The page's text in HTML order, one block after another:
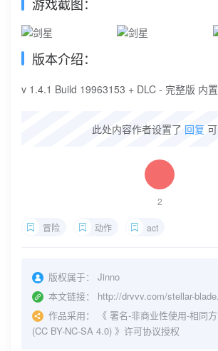
版本介绍：
v 1.4.1 Build 19963153 + DLC - 完整版 内
此处内容作者设置了 回复
2
冒险 动作 act
版权属于：
Jinno
本文链接：
http://drvvv.com/stellar-
作品采用：
《 署名-非商业性使用-相同
(CC BY-NC-SA 4.0) 》许可协议授权